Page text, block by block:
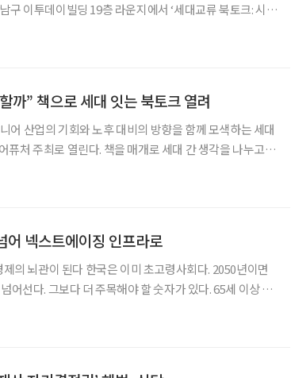
구 이투데이빌딩 19층 라운지에서 ‘세대교류 북토크: 시니
까” 책으로 세대 잇는 북토크 열려
어 산업의 기회와 노후 대비의 방향을 함께 모색하는 세대
퓨처 주최로 열린다. 책을 매개로 세대 간 생각을 나누고,
넥스트에이징 인프라로
미 초고령사회다. 2050년이면
어선다. 그보다 더 주목해야 할 숫자가 있다. 65세 이상 치